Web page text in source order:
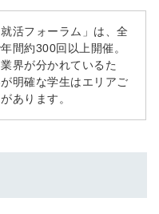
就活フォーラム」は、全
間約300回以上開催。
界が分かれているた
明確な学生はエリアご
あります。